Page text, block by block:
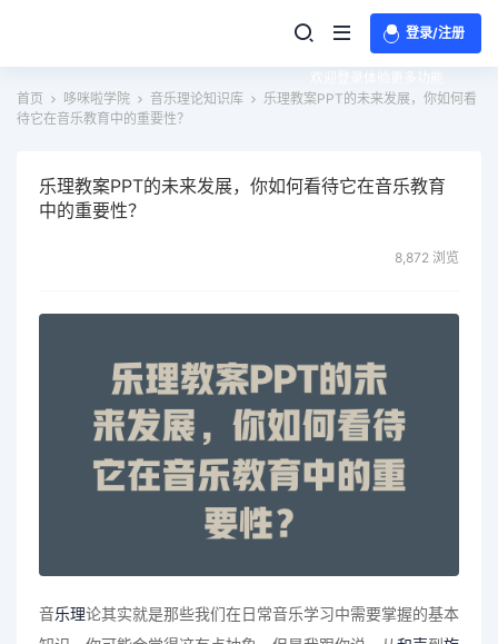
登录/注册
欢迎登录体验更多功能
首页 哆咪啦学院 音乐理论知识库
乐理教案PPT的未来发展，你如何看
待它在音乐教育中的重要性？
乐理教案PPT的未来发展，你如何看待它在音乐教育
中的重要性？
8,872 浏览
音乐理论其实就是那些我们在日常音乐学习中需要掌握的基本